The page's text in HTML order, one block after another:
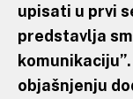
upisati u prvi
predstavlja
objašnjenju